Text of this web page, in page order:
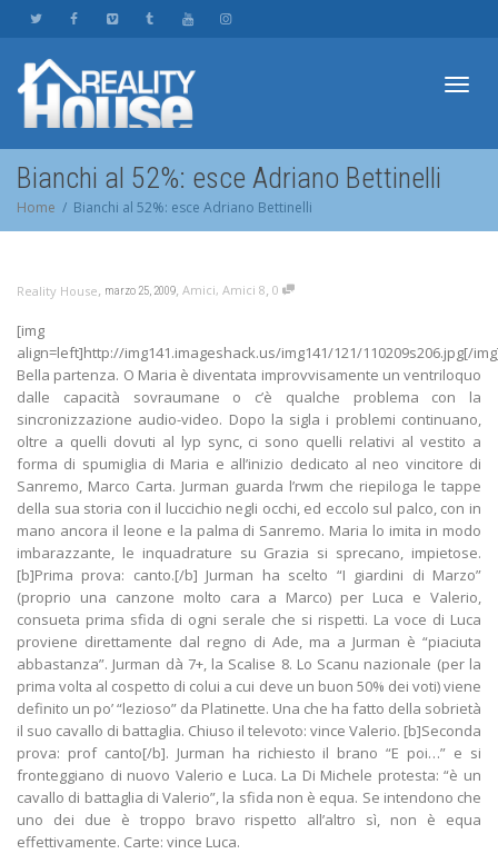
Bianchi al 52%: esce Adriano Bettinelli
Home Bianchi al 52%: esce Adriano Bettinelli
Reality House, marzo 25, 2009, Amici, Amici 8, 0
[img
align=left]http://img141.imageshack.us/img141/121/110209s206.jpg[/
Bella partenza. O Maria è diventata improvvisamente un ventriloquo
dalle capacità sovraumane o c’è qualche problema con la
sincronizzazione audio-video. Dopo la sigla i problemi continuano,
oltre a quelli dovuti al lyp sync, ci sono quelli relativi al vestito a
forma di spumiglia di Maria e all’inizio dedicato al neo vincitore di
Sanremo, Marco Carta. Jurman guarda l’rwm che riepiloga le tappe
della sua storia con il luccichio negli occhi, ed eccolo sul palco, con in
mano ancora il leone e la palma di Sanremo. Maria lo imita in modo
imbarazzante, le inquadrature su Grazia si sprecano, impietose.
[b]Prima prova: canto.[/b] Jurman ha scelto “I giardini di Marzo”
(proprio una canzone molto cara a Marco) per Luca e Valerio,
consueta prima sfida di ogni serale che si rispetti. La voce di Luca
proviene direttamente dal regno di Ade, ma a Jurman è “piaciuta
abbastanza”. Jurman dà 7+, la Scalise 8. Lo Scanu nazionale (per la
prima volta al cospetto di colui a cui deve un buon 50% dei voti) viene
definito un po’ “lezioso” da Platinette. Una che ha fatto della sobrietà
il suo cavallo di battaglia. Chiuso il televoto: vince Valerio. [b]Seconda
prova: prof canto[/b]. Jurman ha richiesto il brano “E poi…” e si
fronteggiano di nuovo Valerio e Luca. La Di Michele protesta: “è un
cavallo di battaglia di Valerio”, la sfida non è equa. Se intendono che
uno dei due è troppo bravo rispetto all’altro sì, non è equa
effettivamente. Carte: vince Luca.